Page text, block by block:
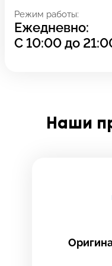
Режим работы:
Ежедневно:
С10:00до
Наши
Задать
Оставьте
Заполните